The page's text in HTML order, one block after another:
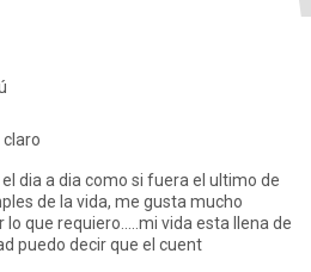
dia a dia como si fuera el ultimo de
de la vida, me gusta mucho
que requiero.....mi vida esta llena de
puedo decir que el cuent